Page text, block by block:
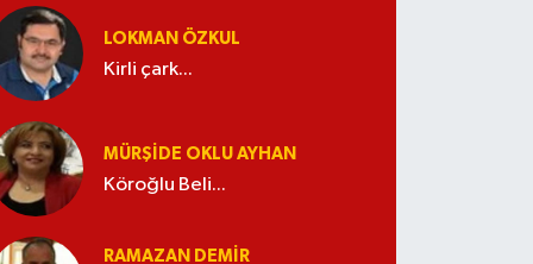
LOKMAN ÖZKUL
Kirli çark...
MÜRŞIDE OKLU AYHAN
Köroğlu Beli...
RAMAZAN DEMİR